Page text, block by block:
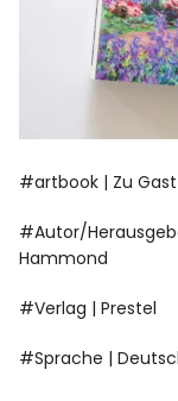
#artbook | Zu
#Autor/
Hammond
#Verlag | Prestel
#Sprache |